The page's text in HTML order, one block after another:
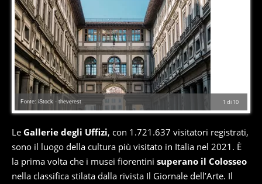
1 di 10
Fonte: iStock - theverest
Le Gallerie degli Uffizi, con 1.721.637 visitatori registrati,
sono il luogo della cultura più visitato in Italia nel 2021. È
la prima volta che i musei fiorentini superano il Colosseo
nella classifica stilata dalla rivista Il Giornale dell’Arte. Il